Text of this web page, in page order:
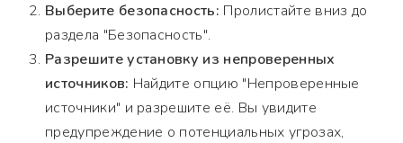
Выберите безопасность: Пролистайте вниз до
раздела "Безопасность".
Разрешите установку из непроверенных
источников: Найдите опцию "Непроверенные
источники" и разрешите её. Вы увидите
предупреждение о потенциальных угрозах,